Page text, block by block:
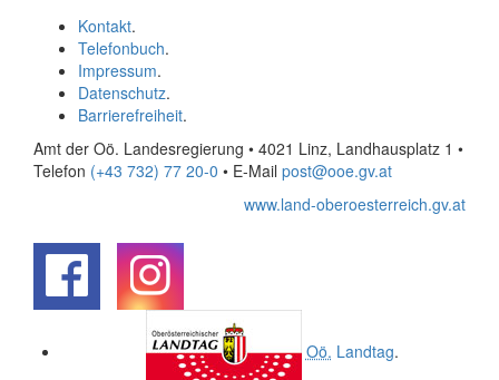
Kontakt.
Telefonbuch.
Impressum.
Datenschutz.
Barrierefreiheit.
Amt der Oö. Landesregierung • 4021 Linz, Landhausplatz 1 •
Telefon (+43 732) 77 20-0 • E-Mail post@ooe.gv.at
www.land-oberoesterreich.gv.at
Oö. Landtag.